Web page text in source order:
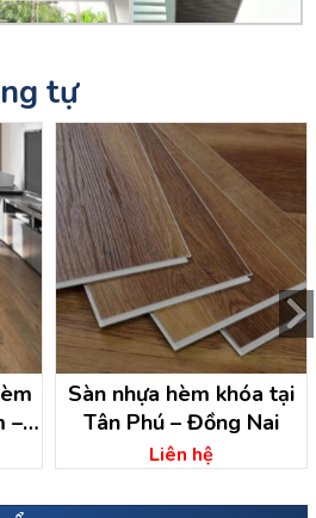
tự
–
Sàn nhựa hèm khóa tại
Tân Phú – Đồng Nai
Liên hệ